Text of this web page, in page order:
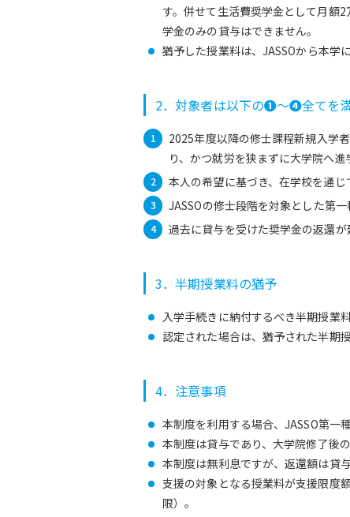
す。併せて生活費奨学金として月額
学金のみの貸与はできません。
猶予した授業料は、JASSOから本学
2．対象者は以下の❶～❹全てを
2025年度以降の修士課程新規入学
り、かつ就労を狭まずに大学院へ進
本人の希望に基づき、在学校を通じ
JASSOの修士段階を対象とした第
過去に貸与を受けた奨学金の返還
3．半期授業料の猶予
入学手続きに納付するべき半期授業
認定された場合は、猶予された半期
4．注意事項
本制度を利用する場合、JASSO第一
本制度は貸与であり、大学院修了後
本制度は無利息ですが、返還額は貸
支援の対象となる授業料が支援限度
限）。